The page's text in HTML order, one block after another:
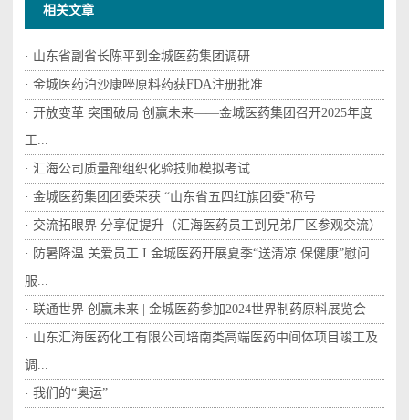
相关文章
· 山东省副省长陈平到金城医药集团调研
· 金城医药泊沙康唑原料药获FDA注册批准
· 开放变革 突围破局 创赢未来——金城医药集团召开2025年度
工...
· 汇海公司质量部组织化验技师模拟考试
· 金城医药集团团委荣获 “山东省五四红旗团委”称号
· 交流拓眼界 分享促提升（汇海医药员工到兄弟厂区参观交流）
· 防暑降温 关爱员工 I 金城医药开展夏季“送清凉 保健康”慰问
服...
· 联通世界 创赢未来 | 金城医药参加2024世界制药原料展览会
· 山东汇海医药化工有限公司培南类高端医药中间体项目竣工及
调...
· 我们的“奥运”